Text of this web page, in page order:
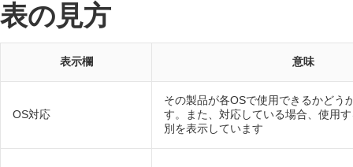
表の見方
表示欄 意味
OS対応
その製品が各OSで使用できるかどう
す。また、対応している場合、使用
別を表示しています